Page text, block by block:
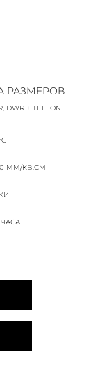
РАЗМЕРОВ
DWR + TEFLON
ММ/КВ.СМ